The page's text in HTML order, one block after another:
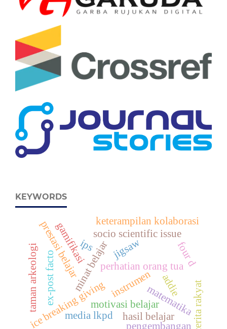
KEYWORDS
motivasi belajar
ice breaking giving
perhatian orang tua
minat belajar
prestasi belajar
ex-post facto instrumen
media lkpd
socio scientific issue
four d
matematika
jigsaw
hasil belajar
keterampilan kolaborasi
taman arkeologi ips
pengembangan cerita rakyat
addie
gamifikasi